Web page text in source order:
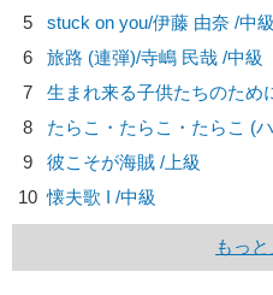
5
stuck on you/伊藤 由奈 /中級
6
旅路 (連弾)/寺嶋 民哉 /中級
7
生まれ来る子供たちのため
8
たらこ・たらこ・たらこ (
9
彼こそが海賊 /上級
10 懐夫歌 I /中級
もっ